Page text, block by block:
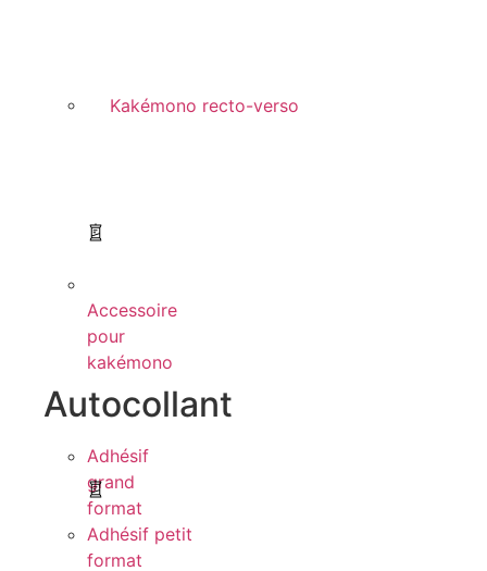
Accessoire
pour
kakémono
Autocollant
Adhésif
grand
format
Adhésif petit
format
Kakémono recto-verso